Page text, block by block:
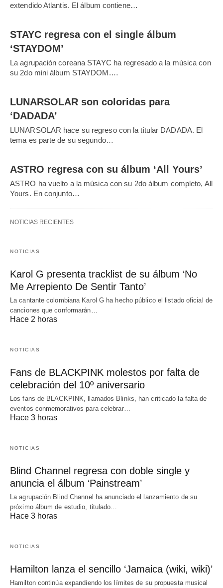
extendido Atlantis. El álbum contiene…
STAYC regresa con el single álbum
‘STAYDOM’
La agrupación coreana STAYC ha regresado a la música con
su 2do mini álbum STAYDOM.…
LUNARSOLAR son coloridas para
‘DADADA’
LUNARSOLAR hace su regreso con la titular DADADA. El
tema es parte de su segundo…
ASTRO regresa con su álbum ‘All Yours’
ASTRO ha vuelto a la música con su 2do álbum completo, All
Yours. En conjunto…
NOTICIAS RECIENTES
NOTICIAS
Karol G presenta tracklist de su álbum ‘No
Me Arrepiento De Sentir Tanto’
La cantante colombiana Karol G ha hecho público el listado oficial de
canciones que conformarán…
Hace 2 horas
NOTICIAS
Fans de BLACKPINK molestos por falta de
celebración del 10º aniversario
Los fans de BLACKPINK, llamados Blinks, han criticado la falta de
eventos conmemorativos para celebrar…
Hace 3 horas
NOTICIAS
Blind Channel regresa con doble single y
anuncia el álbum ‘Painstream’
La agrupación Blind Channel ha anunciado el lanzamiento de su
próximo álbum de estudio, titulado…
Hace 3 horas
NOTICIAS
Hamilton lanza el sencillo ‘Jamaica (wiki, wiki)’
Hamilton continúa expandiendo los límites de su propuesta musical